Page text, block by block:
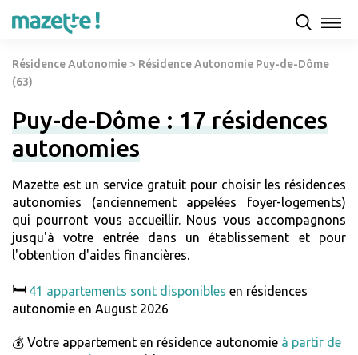
Résidence Autonomie > Résidence Autonomie Puy-de-Dôme
(63)
Puy-de-Dôme : 17 résidences
autonomies
Mazette est un service gratuit pour choisir les résidences
autonomies (anciennement appelées foyer-logements)
qui pourront vous accueillir. Nous vous accompagnons
jusqu'à votre entrée dans un établissement et pour
l'obtention d'aides financières.
🛏️ 41 appartements sont disponibles en résidences
autonomie en August 2026
💰 Votre appartement en résidence autonomie à partir de